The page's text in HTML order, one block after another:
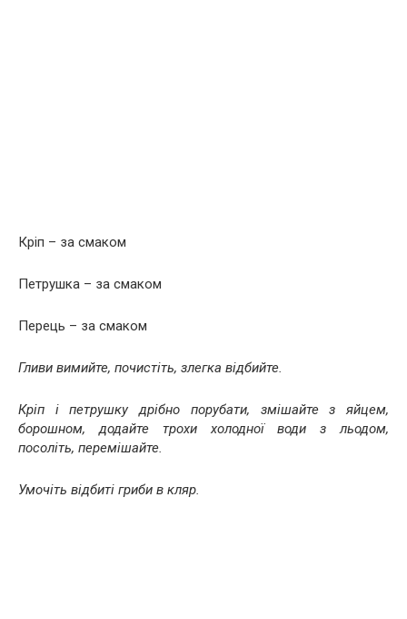
Кріп – за смаком
Петрушка – за смаком
Перець – за смаком
Гливи вимийте, почистіть, злегка відбийте.
Кріп і петрушку дрібно порубати, змішайте з яйцем,
борошном, додайте трохи холодної води з льодом,
посоліть, перемішайте.
Умочіть відбиті гриби в кляр.